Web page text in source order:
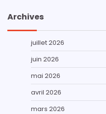
Archives
juillet 2026
juin 2026
mai 2026
avril 2026
mars 2026